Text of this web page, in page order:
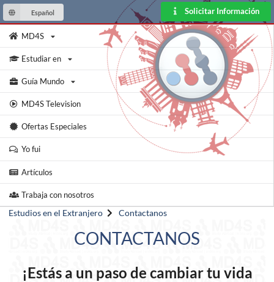
Español Solicitar Información
MD4S
Estudiar en
Guía Mundo
MD4S Television
Ofertas Especiales
Yo fui
Artículos
Trabaja con nosotros
Estudios en el Extranjero Contactanos
CONTACTANOS
¡Estás a un paso de cambiar tu vida